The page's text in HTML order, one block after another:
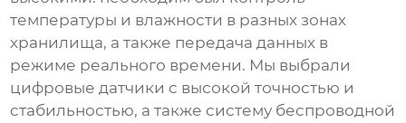
температуры и влажности в разных зонах
хранилища, а также передача данных в
режиме реального времени. Мы выбрали
цифровыедатчики с высокой точностью и
стабильностью, а также систему беспроводной